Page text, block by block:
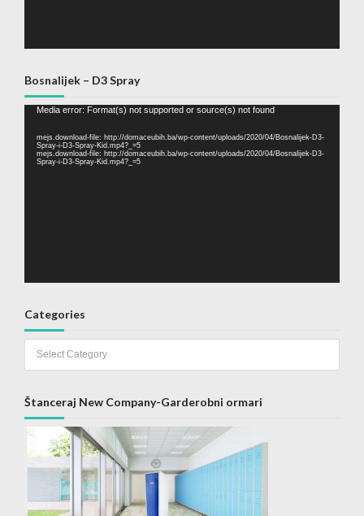
Bosnalijek – D3 Spray
Video
Media error: Format(s) not supported or source(s) not found
mejs.download-file: http://domaceubih.ba/wp-content/uploads/2020/04/Bosnalijek-D3-
Spray-i-D3-Spray-Kid.mp4?_=5
mejs.download-file: http://domaceubih.ba/wp-content/uploads/2020/04/Bosnalijek-D3-
Spray-i-D3-Spray-Kid.mp4?_=5
Categories
Štanceraj New Company-Garderobni ormari